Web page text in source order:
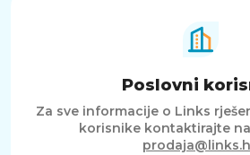
Poslovni
Za sve informacije o Links
korisnike kontaktirajte